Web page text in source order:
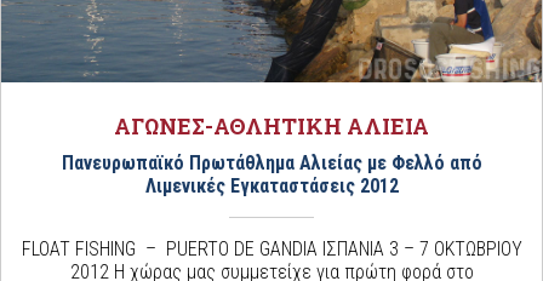
ΑΓΩΝΕΣ-ΑΘΛΗΤΙΚΗ ΑΛΙΕΙΑ
Πανευρωπαϊκό Πρωτάθλημα Αλιείας με Φελλό από
Λιμενικές Εγκαταστάσεις 2012
FLOAT FISHING – PUERTO DE GANDIA ΙΣΠΑΝΙΑ 3 – 7 ΟΚΤΩΒΡΙΟΥ
2012 Η χώρας μας συμμετείχε για πρώτη φορά στο